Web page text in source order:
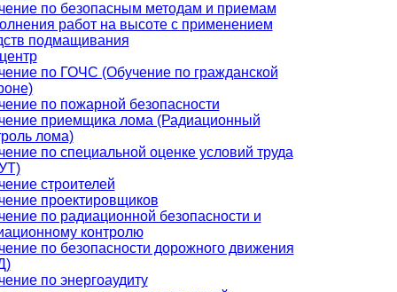
по безопасным методам и приемам
работ на высоте с применением
подмащивания
по ГОЧС (Обучение по гражданской
по пожарной безопасности
приемщика лома (Радиационный
лома)
по специальной оценке условий труда
строителей
проектировщиков
по радиационной безопасности и
контролю
по безопасности дорожного движения
по энергоаудиту